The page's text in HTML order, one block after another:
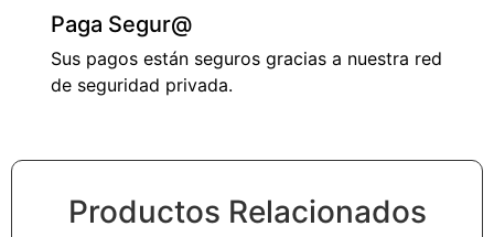
Paga Segur@
Sus pagos están seguros gracias a nuestra red
de seguridad privada.
Productos Relacionados